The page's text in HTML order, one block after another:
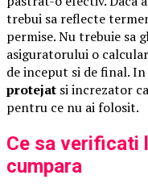
trebui sa reflecte
permise. Nu trebuie sa
asiguratorului o
de inceput si de final.
protejat si increzator
pentru ce nu ai folosit.
Ce sa verificati
cumpara